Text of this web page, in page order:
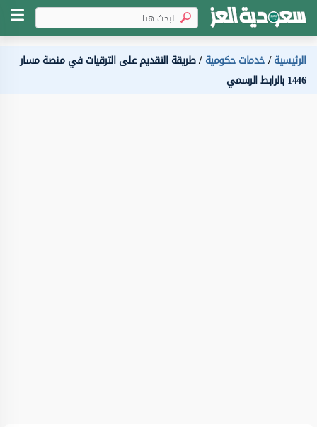
الرئيسية خدمات حكومية طريقة التقديم على الترقيات في منصة مسار
1446 بالرابط الرسمي